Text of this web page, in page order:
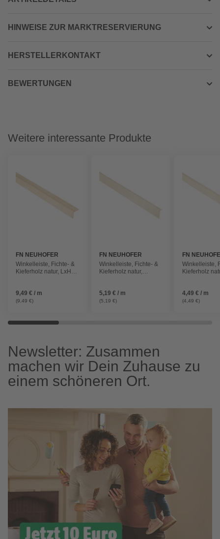
HINWEISE ZUR MARKTRESERVIERUNG
HERSTELLERKONTAKT
BEWERTUNGEN
Weitere interessante Produkte
FN NEUHOFER
Winkelleiste, Fichte- &
Kieferholz natur, LxHxT:
9,49 € / m
(9,49 €)
FN NEUHOFER
Winkelleiste, Fichte- &
Kieferholz natur,
5,19 € / m
(5,19 €)
FN
Winkelleiste,
Kieferholz
4,49 € / m
(4,49 €)
Newsletter: Zusammen
machen wir Dein Zuhause zu
einem schöneren Ort.